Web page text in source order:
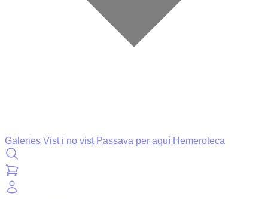
Galeries Vist i no vist Passava per aquí Hemeroteca